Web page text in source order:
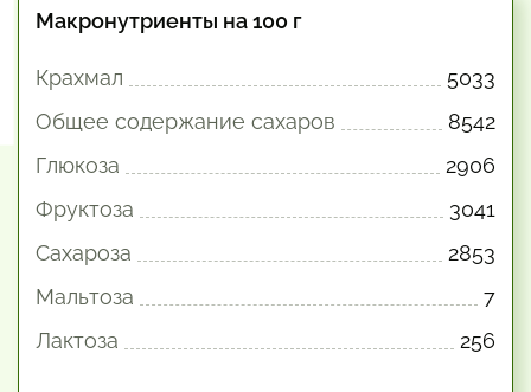
Макронутриенты на 100 г
Крахмал
5033
Общее содержание сахаров
8542
Глюкоза
2906
Фруктоза
3041
Сахароза
2853
Мальтоза
7
Лактоза
256